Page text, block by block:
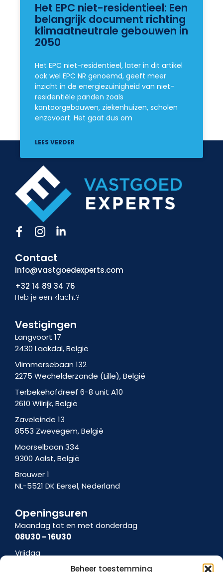
Beheer toestemming
Het EPC niet-residentieel: Een
belangrijk document richting
klimaatneutrale gebouwen in
2050
Het EPC niet-residentieel, later in dit artikel
ook wel EPC NR genoemd, geeft meer
inzicht in de energiezuinigheid van niet-
residentiële panden zoals
kantoorgebouwen, ziekenhuizen, scholen
enzovoort. Het gaat dus om
LEES VERDER
F
a
e
b
o
o
k
f
I
c
n
-
n
s
a
g
r
a
m
-
L
i
e
d
i
n
i
n
Contact
info@vastgoedexperts.com
+32 14 89 34 76
Heb je een klacht?
Vestigingen
Langvoort 17
2430 Laakdal, België
Vlimmersebaan 132
2275 Wechelderzande (Lille), België
Terbekehofdreef 6-8 unit A10
2610 Wilrijk, België
Zaveleinde 13
8553 Zwevegem, België
Moorselbaan 334
9300 Aalst, België
Brouwer 1
NL-5521 DK Eersel, Nederland
Openingsuren
Maandag tot en met donderdag
08U30 - 16U30
Vrijdag